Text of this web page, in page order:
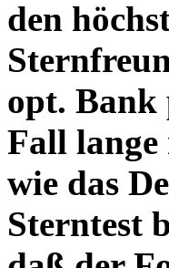
den
opt. Bank
Fall
wie das
Sterntest